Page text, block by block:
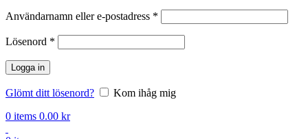
Användarnamn eller e-postadress *
Lösenord *
Logga in
Glömt ditt lösenord?
Kom ihåg mig
0 items 0.00 kr